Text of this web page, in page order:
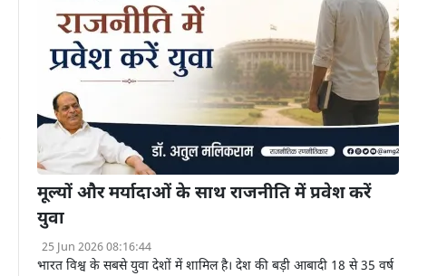
मूल्यों और मर्यादाओं के साथ राजनीति में प्रवेश करें
युवा
25 Jun 2026 08:16:44
भारत विश्व के सबसे युवा देशों में शामिल है। देश की बड़ी आबादी 18 से 35 वर्ष